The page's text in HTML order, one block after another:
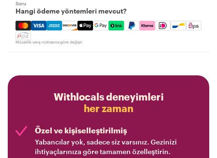
Soru
Hangi ödeme yöntemleri mevcut?
Mastercard, Visa, Amex, Discover, Apple Pay, Google
Müsaitlik varış noktasına göre değişir
Withlocals deneyimleri
her zaman
Özel ve kişiselleştirilmiş
Yabancılar yok, sadece siz varsınız. Gezinizi
ihtiyaçlarınıza göre tamamen özelleştirin.